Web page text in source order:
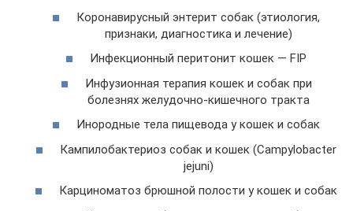
Коронавирусный энтерит собак (этиология,
признаки, диагностика и лечение)
Инфекционный перитонит кошек — FIP
Инфузионная терапия кошек и собак при
болезнях желудочно-кишечного тракта
Инородные тела пищевода у кошек и собак
Кампилобактериоз собак и кошек (Campylobacter
jejuni)
Карциноматоз брюшной полости у кошек и собак